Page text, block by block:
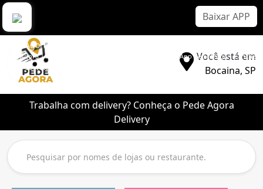
Pede Agora Delivery
Pede Agora | Aplicativo Delivery Sem Comissão | Melhor App de Entrega | Lanche |
Pizza | Sorvete | Bebidas
Baixar APP
Você está em
Bocaina, SP
Trabalha com delivery? Conheça o Pede Agora
Delivery